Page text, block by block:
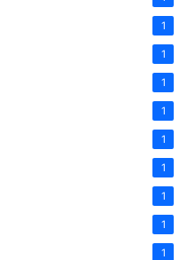
1
1
1
1
1
1
1
1
1